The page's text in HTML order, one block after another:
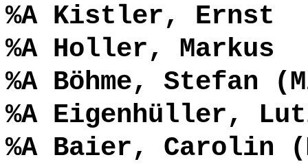
%A Kistler, Ernst
%A Holler, Markus
%A Böhme, Stefan
%A Eigenhüller,
%A Baier, Carolin